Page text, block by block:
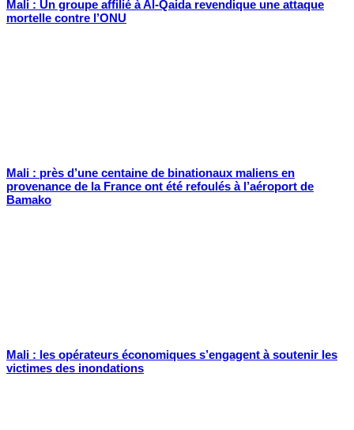
Mali : Un groupe affilié à Al-Qaida revendique une attaque
mortelle contre l’ONU
Mali : près d’une centaine de binationaux maliens en
provenance de la France ont été refoulés à l’aéroport de
Bamako
Mali : les opérateurs économiques s’engagent à soutenir les
victimes des inondations